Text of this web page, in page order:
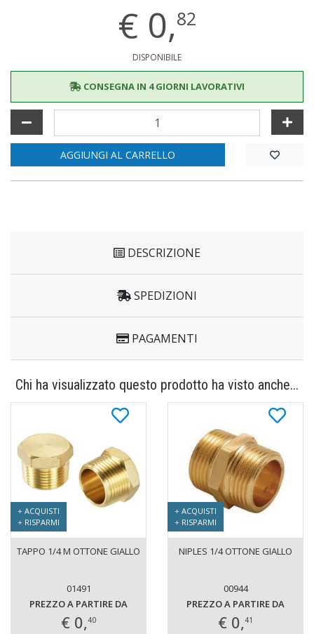
€ 0,82
DISPONIBILE
CONSEGNA IN 4 GIORNI LAVORATIVI
AGGIUNGI AL CARRELLO
DESCRIZIONE
SPEDIZIONI
PAGAMENTI
Chi ha visualizzato questo prodotto ha visto anche...
+ ACQUISTI
+ RISPARMI
TAPPO 1/4 M OTTONE GIALLO
01491
PREZZO A PARTIRE DA
€ 0,40
+ ACQUISTI
+ RISPARMI
NIPLES 1/4 OTTONE GIALLO
00944
PREZZO A PARTIRE DA
€ 0,41